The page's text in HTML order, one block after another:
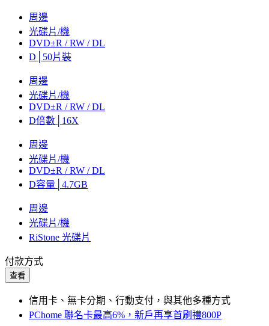
周邊
光碟片/機
DVD±R / RW / DL
D│50片裝
周邊
光碟片/機
DVD±R / RW / DL
D倍數│16X
周邊
光碟片/機
DVD±R / RW / DL
D容量│4.7GB
周邊
光碟片/機
RiStone 光碟片
付款方式
查看
信用卡、無卡分期、行動支付，與其他多種方式
PChome 聯名卡最高6%，新戶再享首刷禮800P